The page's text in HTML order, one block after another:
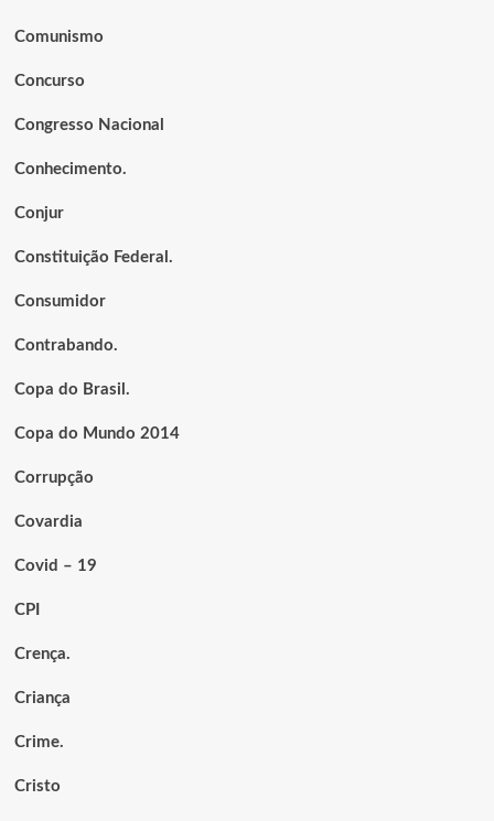
Comunismo
Concurso
Congresso Nacional
Conhecimento.
Conjur
Constituição Federal.
Consumidor
Contrabando.
Copa do Brasil.
Copa do Mundo 2014
Corrupção
Covardia
Covid – 19
CPI
Crença.
Criança
Crime.
Cristo